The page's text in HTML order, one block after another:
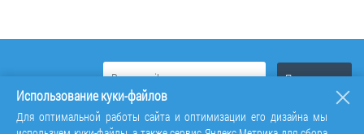
Использование куки-файлов
Для оптимальной работы сайта и оптимизации его дизайна мы